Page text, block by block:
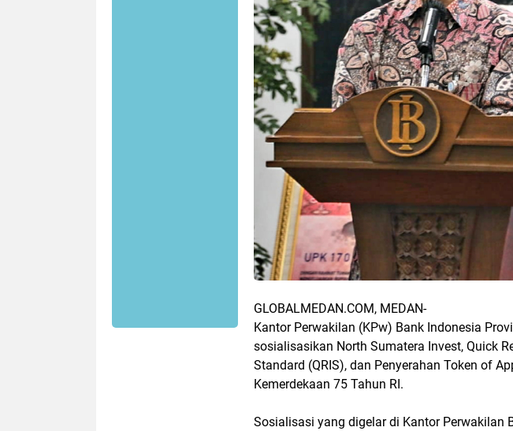
GLOBALMEDAN.COM, MEDAN-
Kantor Perwakilan (KPw) Bank Indonesia
sosialisasikan North Sumatera Invest, Quick
Standard (QRIS), dan Penyerahan Token of
Kemerdekaan 75 Tahun RI.
Sosialisasi yang digelar di Kantor Perwakilan